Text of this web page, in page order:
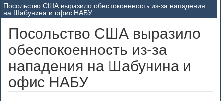
Посольство США выразило обеспокоенность из-за нападения
на Шабунина и офис НАБУ
Посольство США выразило
обеспокоенность из-за
нападения на Шабунина и
офис НАБУ